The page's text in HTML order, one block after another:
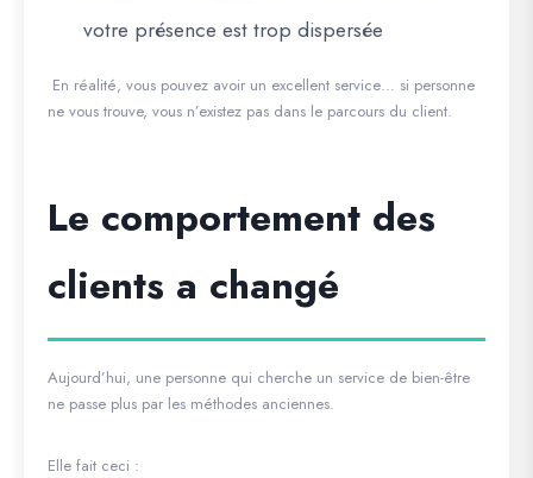
votre présence est trop dispersée
En réalité, vous pouvez avoir un excellent service… si personne
ne vous trouve, vous n’existez pas dans le parcours du client.
Le comportement des
clients a changé
Aujourd’hui, une personne qui cherche un service de bien-être
ne passe plus par les méthodes anciennes.
Elle fait ceci :